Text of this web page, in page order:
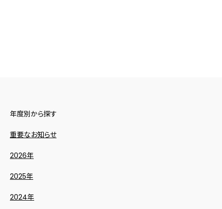
年度別から探す
重要なお知らせ
2026年
2025年
2024年